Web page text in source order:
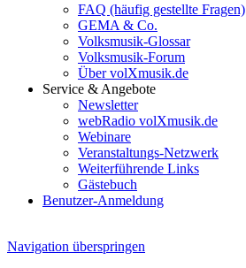
FAQ (häufig gestellte Fragen)
GEMA & Co.
Volksmusik-Glossar
Volksmusik-Forum
Über volXmusik.de
Service & Angebote
Newsletter
webRadio volXmusik.de
Webinare
Veranstaltungs-Netzwerk
Weiterführende Links
Gästebuch
Benutzer-Anmeldung
Navigation überspringen